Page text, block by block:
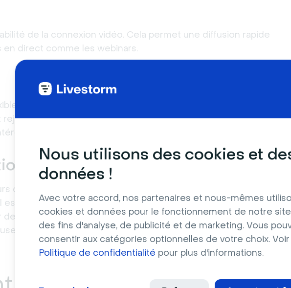
Nous utilisons des cookies et
données !
Avec votre accord, nos partenaires et nous-mêmes
cookies et données pour le fonctionnement de notre site
des fins d'analyse, de publicité et de marketing. Vous
consentir aux catégories optionnelles de votre choix.
Politique de confidentialité pour plus d'informations.
de la connexion vidéo. Cela permet une diffusion rapide
direct comme les webinars.
qui permet la consommation de contenus dans n’importe
une diffusion déjà démarrée, ou bien avancer
ou même revenir en arrière.
d'intégrer de nombreux types de médias différents dans une
est possible de mélanger de l'audio, de la vidéo et du texte. Il
nombreuses variantes d’un même type demédia. Par
de l’audio en MP3 et en AAC avec le RTMP.